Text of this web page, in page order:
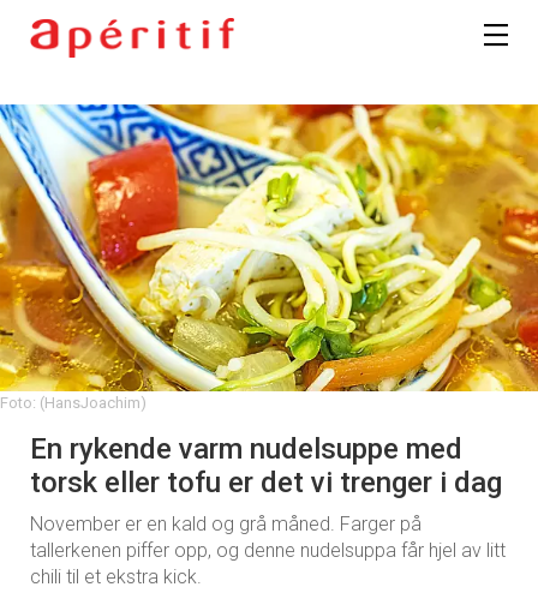
Foto: (HansJoachim)
En rykende varm nudelsuppe med
torsk eller tofu er det vi trenger i dag
November er en kald og grå måned. Farger på
tallerkenen piffer opp, og denne nudelsuppa får hjel av litt
chili til et ekstra kick.